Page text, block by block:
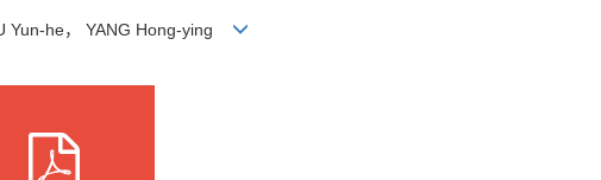
Yun-he， YANG Hong-ying